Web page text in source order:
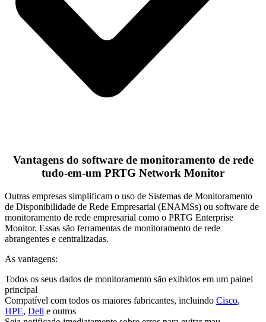
Vantagens do software de monitoramento de rede
tudo-em-um PRTG Network Monitor
Outras empresas simplificam o uso de Sistemas de Monitoramento
de Disponibilidade de Rede Empresarial (ENAMSs) ou software de
monitoramento de rede empresarial como o PRTG Enterprise
Monitor. Essas são ferramentas de monitoramento de rede
abrangentes e centralizadas.
As vantagens:
Todos os seus dados de monitoramento são exibidos em um painel
principal
Compatível com todos os maiores fabricantes, incluindo Cisco,
HPE, Dell e outros